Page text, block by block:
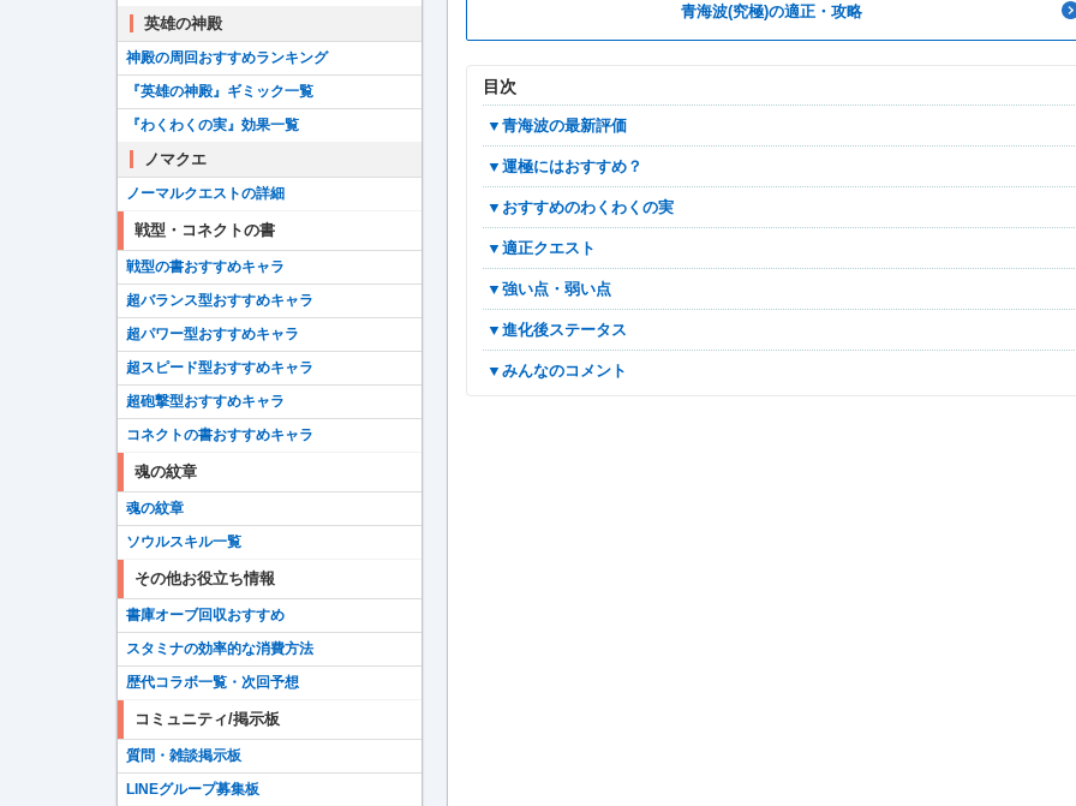
青海波(究極)の適正・攻略
目次
▼青海波の最新評価
▼運極にはおすすめ？
▼おすすめのわくわくの実
▼適正クエスト
▼強い点・弱い点
▼進化後ステータス
▼みんなのコメント
英雄の神殿
神殿の周回おすすめランキング
『英雄の神殿』ギミック一覧
『わくわくの実』効果一覧
ノマクエ
ノーマルクエストの詳細
戦型・コネクトの書
戦型の書おすすめキャラ
超バランス型おすすめキャラ
超パワー型おすすめキャラ
超スピード型おすすめキャラ
超砲撃型おすすめキャラ
コネクトの書おすすめキャラ
魂の紋章
魂の紋章
ソウルスキル一覧
その他お役立ち情報
書庫オーブ回収おすすめ
スタミナの効率的な消費方法
歴代コラボ一覧・次回予想
コミュニティ/掲示板
質問・雑談掲示板
LINEグループ募集板